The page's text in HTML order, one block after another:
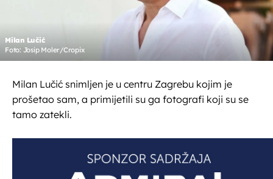
Milan Lučić
Foto: Josip Moler/Cropix
Milan Lučić snimljen je u centru Zagrebu kojim je
prošetao sam, a primijetili su ga fotografi koji su se
tamo zatekli.